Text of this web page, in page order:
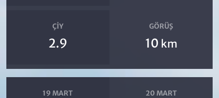
ÇIY
2.9
GÖRÜŞ
10 km
19 MART 20 MART